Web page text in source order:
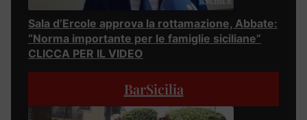
Sala d’Ercole approva la rottamazione, Abbate:
“Norma importante per le famiglie siciliane”
CLICCA PER IL VIDEO
BarSicilia